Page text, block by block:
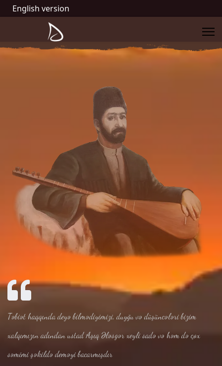
English version
Təbiət haqqında deyə bilmədiyimizi, duyğu və düşüncələri bizim
xalqımızın adından ustad Aşıq Ələsgər xeyli sadə və həm də çox
səmimi şəkildə deməyi bacarmışdır